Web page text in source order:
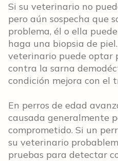
Si su veterinario no
pero aún sospecha que
problema, él o ella
haga una biopsia de
veterinario puede optar
contra la sarna
condición mejora con el
En perros de edad
causada generalmente
comprometido. Si un
su veterinario
pruebas para detectar